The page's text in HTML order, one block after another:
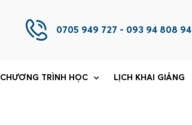
0705 949 727 - 093 94 808 94
CHƯƠNG TRÌNH HỌC LỊCH KHAI GIẢNG